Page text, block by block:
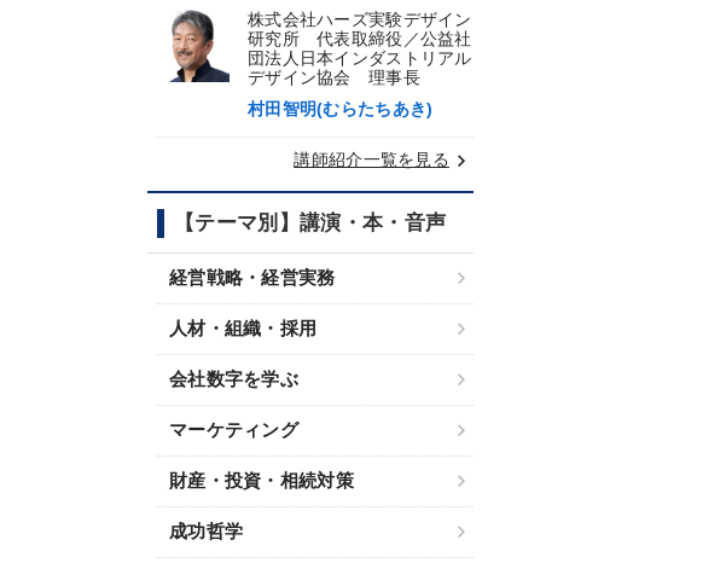
株式会社ハーズ実験デザイン
研究所 代表取締役／公益社
団法人日本インダストリアル
デザイン協会 理事長
村田智明(むらたちあき)
講師紹介一覧を見る keyboard_arrow_right
【テーマ別】講演・本・音声
経営戦略・経営実務
人材・組織・採用
会社数字を学ぶ
マーケティング
財産・投資・相続対策
成功哲学